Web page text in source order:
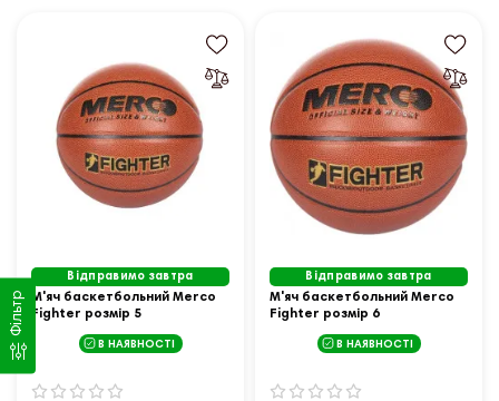
Фільтр
Відправимо завтра
М'яч баскетбольний Merco
Fighter розмір 5
В НАЯВНОСТІ
Відправимо завтра
М'яч баскетбольний Merco
Fighter розмір 6
В НАЯВНОСТІ